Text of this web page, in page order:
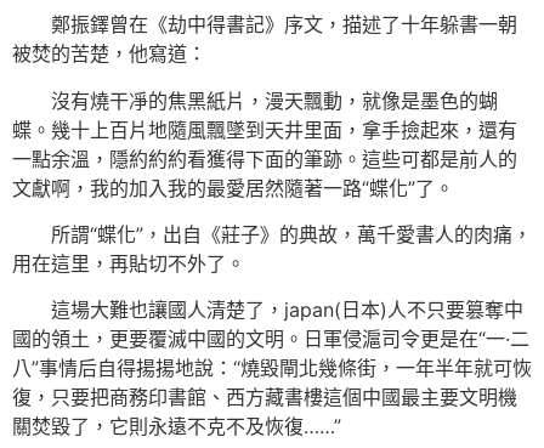
鄭振鐸曾在《劫中得書記》序文，描述了十年躲書一朝
被焚的苦楚，他寫道：
沒有燒干凈的焦黑紙片，漫天飄動，就像是墨色的蝴
蝶。幾十上百片地隨風飄墜到天井里面，拿手撿起來，還有
一點余溫，隱約約約看獲得下面的筆跡。這些可都是前人的
文獻啊，我的加入我的最愛居然隨著一路“蝶化”了。
所謂“蝶化”，出自《莊子》的典故，萬千愛書人的肉痛，
用在這里，再貼切不外了。
這場大難也讓國人清楚了，japan(日本)人不只要篡奪中
國的領土，更要覆滅中國的文明。日軍侵滬司令更是在“一·二
八”事情后自得揚揚地說：“燒毀閘北幾條街，一年半年就可恢
復，只要把商務印書館、西方藏書樓這個中國最主要文明機
關焚毀了，它則永遠不克不及恢復……”